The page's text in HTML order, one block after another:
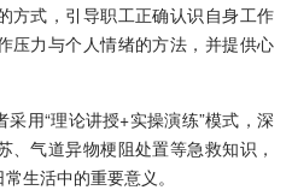
方式，引导职工正确认识自身工作
压力与个人情绪的方法，并提供心
用“理论讲授+实操演练”模式，深
、气道异物梗阻处置等急救知识，
生活中的重要意义。